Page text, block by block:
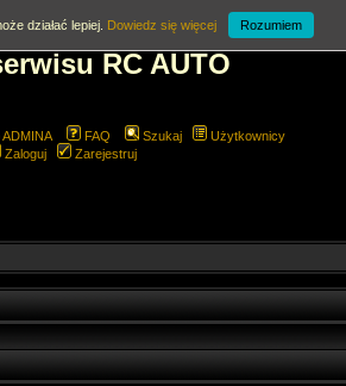
RC AUTO
FAQ Szukaj
Użytkownicy
Zaloguj
Zarejestruj
działać lepiej. Dowiedz się więcej Rozumiem